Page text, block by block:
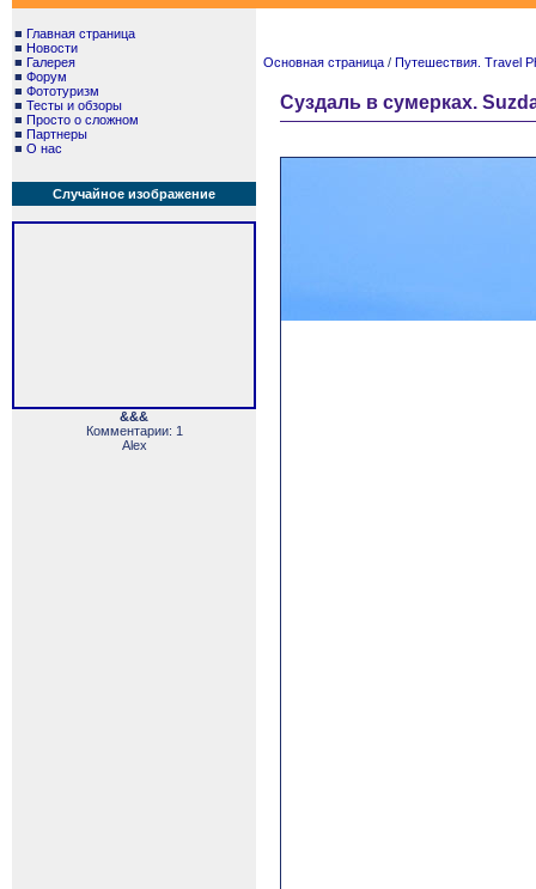
■ Главная страница
■ Новости
■ Галерея
■ Форум
■ Фототуризм
■ Тесты и обзоры
■ Просто о сложном
■ Партнеры
■ О нас
Случайное изображение
&&&
Комментарии: 1
Alex
Основная страница / Путешествия. Travel
Суздаль в сумерках.